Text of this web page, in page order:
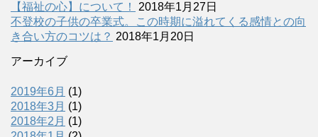
【福祉の心】について！
2018年1月27日
不登校の子供の卒業式。この時期に溢れてくる感情との向
き合い方のコツは？ 2018年1月20日
アーカイブ
2019年6月 (1)
2018年3月 (1)
2018年2月 (1)